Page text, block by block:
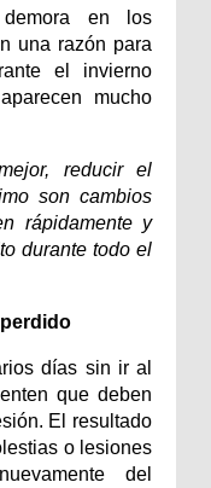
en los
una razón para
el invierno
mucho
reducir el
son cambios
rápidamente y
durante todo el
días sin ir al
que deben
El resultado
o lesiones
del